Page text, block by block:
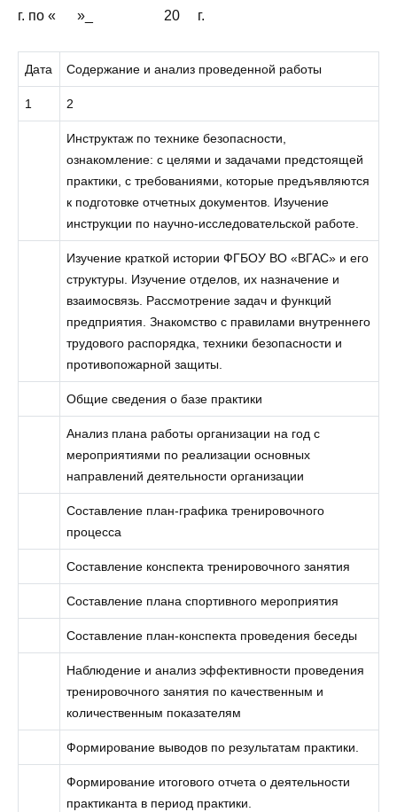
г. по « »_ 20 г.
Дата Содержание и анализ проведенной работы
1 2
Инструктаж по технике безопасности,
ознакомление: с целями и задачами предстоящей
практики, с требованиями, которые предъявляются
к подготовке отчетных документов. Изучение
инструкции по научно-исследовательской работе.
Изучение краткой истории ФГБОУ ВО «ВГАС» и его
структуры. Изучение отделов, их назначение и
взаимосвязь. Рассмотрение задач и функций
предприятия. Знакомство с правилами внутреннего
трудового распорядка, техники безопасности и
противопожарной защиты.
Общие сведения о базе практики
Анализ плана работы организации на год с
мероприятиями по реализации основных
направлений деятельности организации
Составление план-графика тренировочного
процесса
Составление конспекта тренировочного занятия
Составление плана спортивного мероприятия
Составление план-конспекта проведения беседы
Наблюдение и анализ эффективности проведения
тренировочного занятия по качественным и
количественным показателям
Формирование выводов по результатам практики.
Формирование итогового отчета о деятельности
практиканта в период практики.